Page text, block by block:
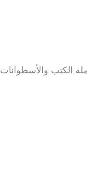
الكتب والأسطوانات